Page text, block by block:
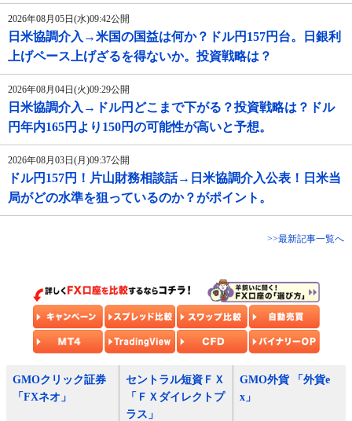
2026年08月05日(水)09:42公開
日米協調介入→米国の国益は何か？ドル円157円台。日銀利
上げペース上げざるを得ないか。投資戦略は？
2026年08月04日(火)09:29公開
日米協調介入→ドル円どこまで下がる？投資戦略は？ドル
円年内165円より150円の可能性が高いと予想。
2026年08月03日(月)09:37公開
ドル円157円！片山財務相談話→日米協調介入公表！日米当
局がどの水準を狙っているのか？がポイント。
>>最新記事一覧へ
GMOクリック証券
「FXネオ」
セントラル短資ＦＸ
「ＦＸダイレクトプ
ラス」
GMO外貨 「外貨e
x」